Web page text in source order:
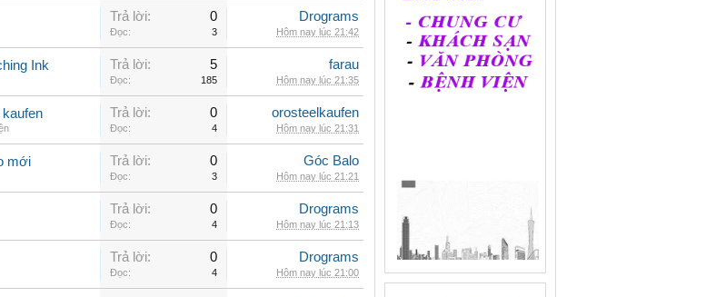
Trả lời: 0
Đọc: 3
Drograms
Hôm nay lúc 21:42
Ink Trả lời: 5
Đọc: 185
farau
Hôm nay lúc 21:35
Trả lời: 0
Đọc: 4
orosteelkaufen
Hôm nay lúc 21:31
mới Trả lời: 0
Đọc: 3
Góc Balo
Hôm nay lúc 21:21
Trả lời: 0
Đọc: 4
Drograms
Hôm nay lúc 21:13
Trả lời: 0
Đọc: 4
Drograms
Hôm nay lúc 21:00